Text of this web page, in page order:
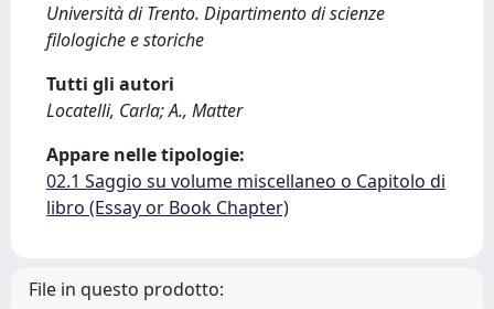
Università di Trento. Dipartimento di scienze
filologiche e storiche
Tutti gli autori
Locatelli, Carla; A., Matter
Appare nelle tipologie:
02.1 Saggio su volume miscellaneo o Capitolo di
libro (Essay or Book Chapter)
File in questo prodotto: